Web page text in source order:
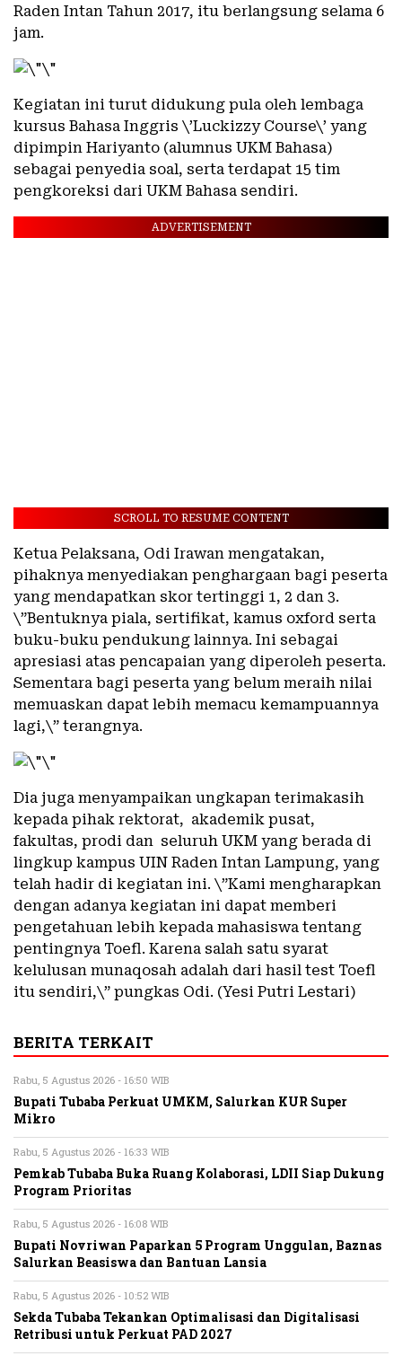
Raden Intan Tahun 2017, itu berlangsung selama 6
jam.
Kegiatan ini turut didukung pula oleh lembaga
kursus Bahasa Inggris \’Luckizzy Course\’ yang
dipimpin Hariyanto (alumnus UKM Bahasa)
sebagai penyedia soal, serta terdapat 15 tim
pengkoreksi dari UKM Bahasa sendiri.
ADVERTISEMENT
SCROLL TO RESUME CONTENT
Ketua Pelaksana, Odi Irawan mengatakan,
pihaknya menyediakan penghargaan bagi peserta
yang mendapatkan skor tertinggi 1, 2 dan 3.
\”Bentuknya piala, sertifikat, kamus oxford serta
buku-buku pendukung lainnya. Ini sebagai
apresiasi atas pencapaian yang diperoleh peserta.
Sementara bagi peserta yang belum meraih nilai
memuaskan dapat lebih memacu kemampuannya
lagi,\” terangnya.
Dia juga menyampaikan ungkapan terimakasih
kepada pihak rektorat, akademik pusat,
fakultas, prodi dan seluruh UKM yang berada di
lingkup kampus UIN Raden Intan Lampung, yang
telah hadir di kegiatan ini. \”Kami mengharapkan
dengan adanya kegiatan ini dapat memberi
pengetahuan lebih kepada mahasiswa tentang
pentingnya Toefl. Karena salah satu syarat
kelulusan munaqosah adalah dari hasil test Toefl
itu sendiri,\” pungkas Odi. (Yesi Putri Lestari)
BERITA TERKAIT
Rabu, 5 Agustus 2026 - 16:50 WIB
Bupati Tubaba Perkuat UMKM, Salurkan KUR Super
Mikro
Rabu, 5 Agustus 2026 - 16:33 WIB
Pemkab Tubaba Buka Ruang Kolaborasi, LDII Siap Dukung
Program Prioritas
Rabu, 5 Agustus 2026 - 16:08 WIB
Bupati Novriwan Paparkan 5 Program Unggulan, Baznas
Salurkan Beasiswa dan Bantuan Lansia
Rabu, 5 Agustus 2026 - 10:52 WIB
Sekda Tubaba Tekankan Optimalisasi dan Digitalisasi
Retribusi untuk Perkuat PAD 2027